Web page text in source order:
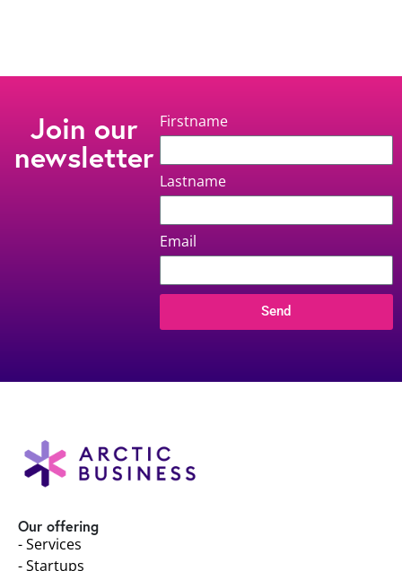
Join our
newsletter
Firstname
Lastname
Email
Send
Our offering
- Services
- Startups